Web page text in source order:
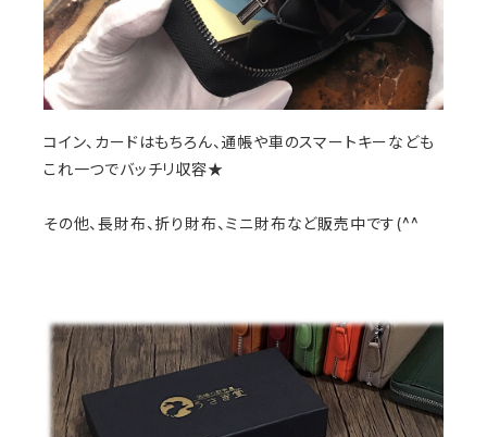
コイン、カードはもちろん、通帳や車のスマートキーなども
これ一つでバッチリ収容★
その他、長財布、折り財布、ミニ財布など販売中です(^^